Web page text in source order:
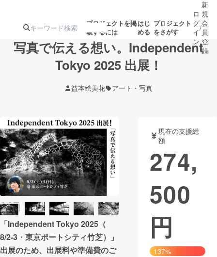
プロジェクトを掲
載するには
はじ
める
プロジェクト
をさがす
注目の新着プロ
ジェクト
募集終了が近いプ
ロジェクト
アート・写真 音楽
テクノロジー・ガジェット ゲーム・サ
映像・映画
ビジネス・起業
まちづくり・地域活性化
ロ
グ
イ
ン
/
新
規
会
員
登
録
写真で伝える想い。Independent
Tokyo 2025 出展！
益本絵美花 アート・写真
「Independent Tokyo 2025（
8/2-3・東京ポートシティ竹芝）」
出展のため、出展料や準備費のご
現在の支援総
額
274,
500
円
137%